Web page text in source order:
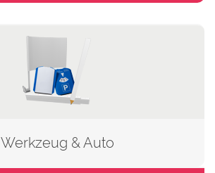
Werkzeug & Auto